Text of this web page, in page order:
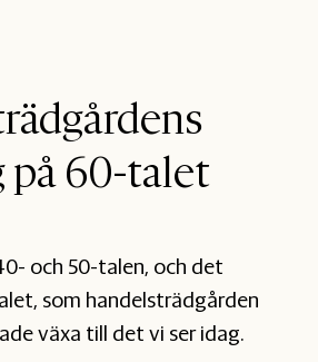
på 60-talet
och 50-talen, och det
som handelsträdgården
växa till det vi ser idag.